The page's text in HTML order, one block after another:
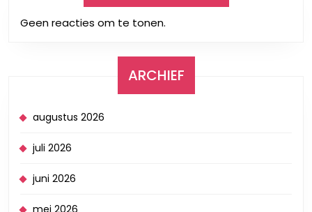
Geen reacties om te tonen.
ARCHIEF
augustus 2026
juli 2026
juni 2026
mei 2026